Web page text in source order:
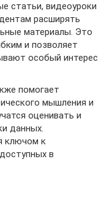
статьи, видеоуроки
расширять
материалы. Это
и позволяет
особый интерес
помогает
мышления и
оценивать и
данных.
ключом к
в